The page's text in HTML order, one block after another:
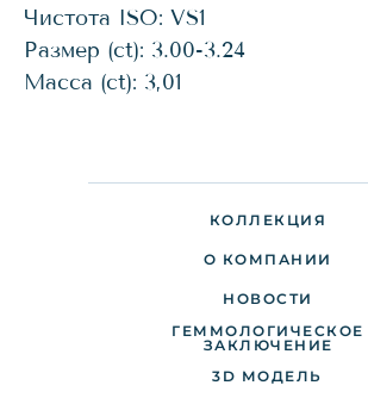
Чистота ISO: VS1
Размер (ct): 3.00-3.24
Масса (ct): 3,01
КОЛЛЕКЦИЯ
НОВОСТИ
О КОМПАНИИ
ДОСТАВКА И ОПЛАТА
ПАРТНЕРАМ
3D МОДЕЛЬ
ГЕММОЛОГИЧЕСКОЕ
ЗАКЛЮЧЕНИЕ